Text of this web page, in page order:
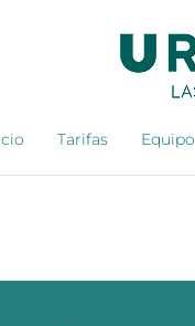
Tarifas Equipo